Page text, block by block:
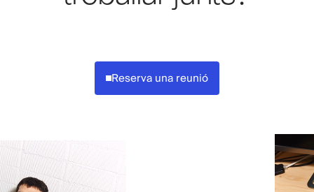
Reserva una reunió